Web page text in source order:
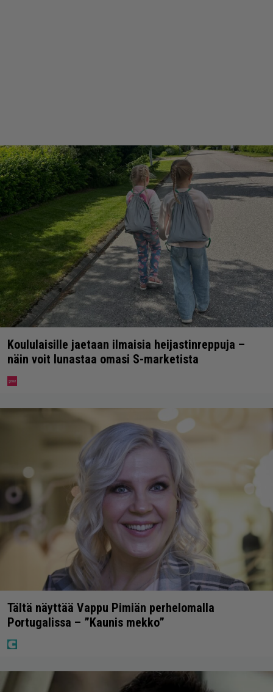
Koululaisille jaetaan ilmaisia heijastinreppuja –
näin voit lunastaa omasi S-marketista
Tältä näyttää Vappu Pimiän perhelomalla
Portugalissa – ”Kaunis mekko”